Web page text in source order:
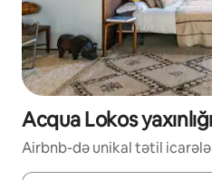
Acqua Lokos
Airbnb-də unikal tətil